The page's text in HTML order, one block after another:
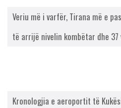
Veriu më i varfër, Tirana më e
të arrijë nivelin kombëtar dhe
Kronologjia e aeroportit të